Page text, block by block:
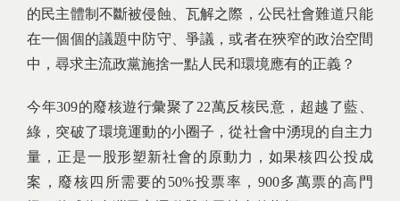
的民主體制不斷被侵蝕、瓦解之際，公民社會難道只能
在一個個的議題中防守、爭議，或者在狹窄的政治空間
中，尋求主流政黨施捨一點人民和環境應有的正義？
今年309的廢核遊行彙聚了22萬反核民意，超越了藍、
綠，突破了環境運動的小圈子，從社會中湧現的自主力
量，正是一股形塑新社會的原動力，如果核四公投成
案，廢核四所需要的50%投票率，900多萬票的高門